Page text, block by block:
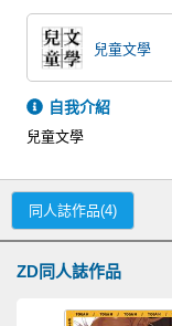
會員功能選單
會員中心
登入
兒童文學
自我介紹
兒童文學
同人誌作品(4)
ZD同人誌作品